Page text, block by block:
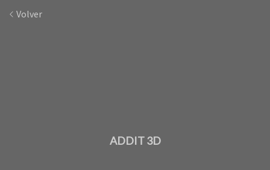
Volver
ADDIT 3D